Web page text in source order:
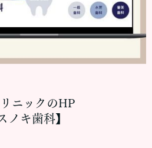
ニックのHP
ノキ歯科】